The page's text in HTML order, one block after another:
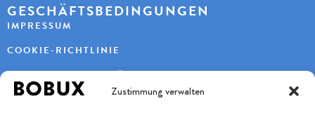
Zustimmung verwalten
GESCHÄFTSBEDINGUNGEN
IMPRESSUM
COOKIE-RICHTLINIE
DATENSCHUTZERKLÄRUNG